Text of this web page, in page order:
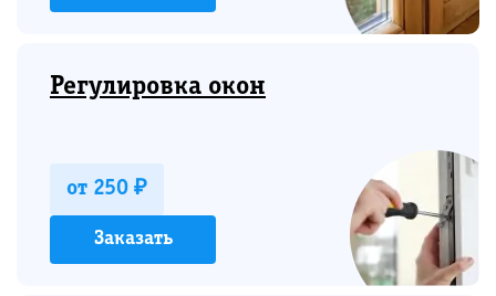
Регулировка окон
от 250 ₽
Заказать